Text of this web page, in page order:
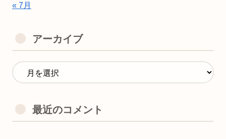
« 7月
アーカイブ
最近のコメント